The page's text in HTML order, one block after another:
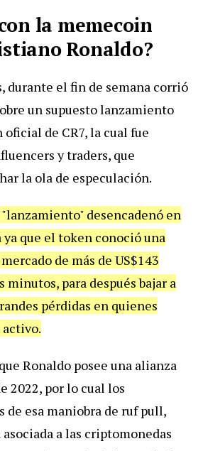
la memecoin
Ronaldo?
durante el fin de semana corrió
un supuesto lanzamiento
de CR7, la cual fue
y traders, que
la ola de especulación.
desencadenó en
ya que el token conoció una
de más de US$143
para después bajar a
pérdidas en quienes
Ronaldo posee una alianza
2022, por lo cual los
de esa maniobra de ruf pull,
a las criptomonedas